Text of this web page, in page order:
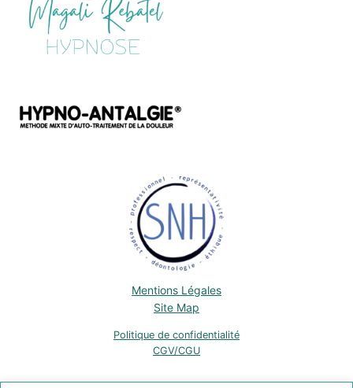
Mentions Légales
Site Map
Politique de confidentialité
CGV/CGU